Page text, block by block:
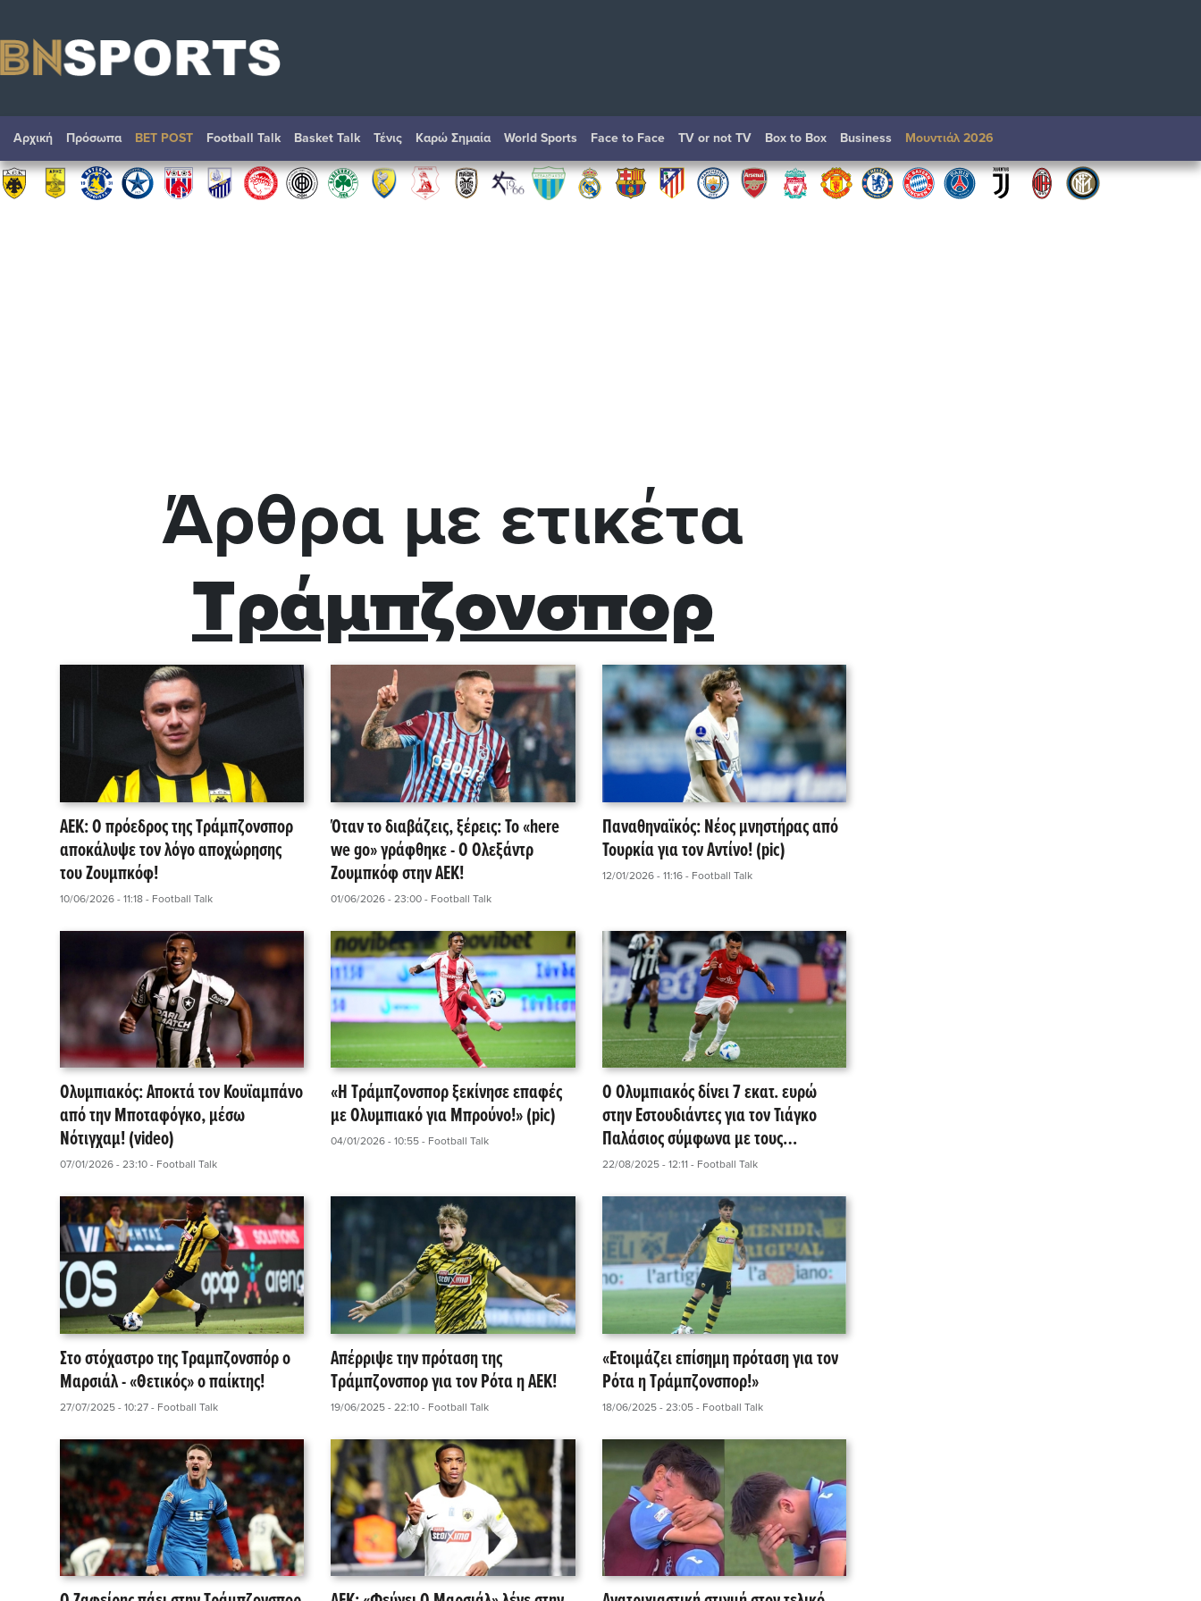
Αρχική Πρόσωπα BET POST Football Talk Basket Talk Τένις Καρώ Σημαία World Sports Face to Face TV or not TV Box to Box Βusiness Μουντιάλ 2026
Άρθρα με ετικέτα
Τράμπζονσπορ
ΑΕΚ: Ο πρόεδρος της Τράμπζονσπορ
αποκάλυψε τον λόγο αποχώρησης
του Ζουμπκόφ!
10/06/2026 - 11:18 - Football Talk
Όταν το διαβάζεις, ξέρεις: Το «here
we go» γράφθηκε - Ο Ολεξάντρ
Ζουμπκόφ στην ΑΕΚ!
01/06/2026 - 23:00 - Football Talk
Παναθηναϊκός: Νέος μνηστήρας από
Τουρκία για τον Αντίνο! (pic)
12/01/2026 - 11:16- Football Talk
Ολυμπιακός: Αποκτά τον Κουϊαμπάνο
από την Μποταφόγκο, μέσω
Νότιγχαμ! (video)
07/01/2026 - 23:10 - Football Talk
«Η Τράμπζονσπορ ξεκίνησε επαφές
με Ολυμπιακό για Μπρούνο!» (pic)
04/01/2026 - 10:55 - Football Talk
Ο Ολυμπιακός δίνει 7 εκατ. ευρώ
στην Εστουδιάντες για τον Τιάγκο
Παλάσιος σύμφωνα με τους
Αργεντινούς (pic)
22/08/2025 - 12:11 - Football Talk
Στο στόχαστρο της Τραμπζονσπόρ ο
Μαρσιάλ - «Θετικός» ο παίκτης!
27/07/2025 - 10:27 - Football Talk
Απέρριψε την πρόταση της
Τράμπζονσπορ για τον Ρότα η ΑΕΚ!
19/06/2025 - 22:10 - Football Talk
«Ετοιμάζει επίσημη πρόταση για τον
Ρότα η Τράμπζονσπορ!»
18/06/2025 - 23:05- Football Talk